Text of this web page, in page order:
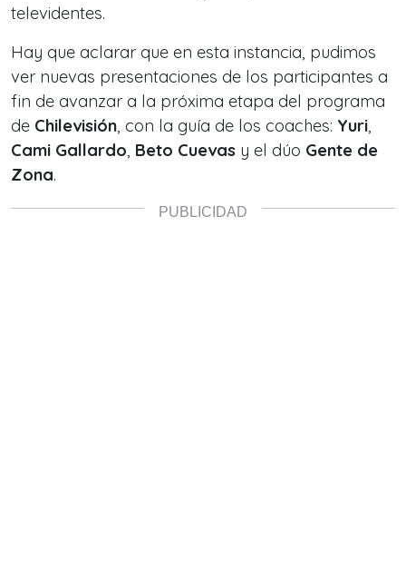
televidentes.
Hay que aclarar que en esta instancia, pudimos
ver nuevas presentaciones de los participantes a
fin de avanzar a la próxima etapa del programa
de Chilevisión, con la guía de los coaches: Yuri,
Cami Gallardo, Beto Cuevas y el dúo Gente de
Zona.